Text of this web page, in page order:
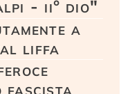
- ii° dio"
a
liffa
fascista